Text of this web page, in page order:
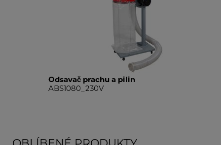
Odsavač prachu a pilin
ABS1080_230V